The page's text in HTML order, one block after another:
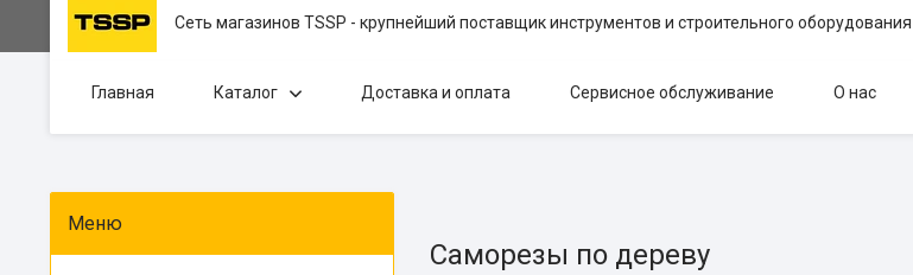
Сеть магазинов TSSP - крупнейший поставщик инструментов и строительного
Главная Каталог Доставка и оплата Сервисное обслуживание О нас
Саморезы по дереву